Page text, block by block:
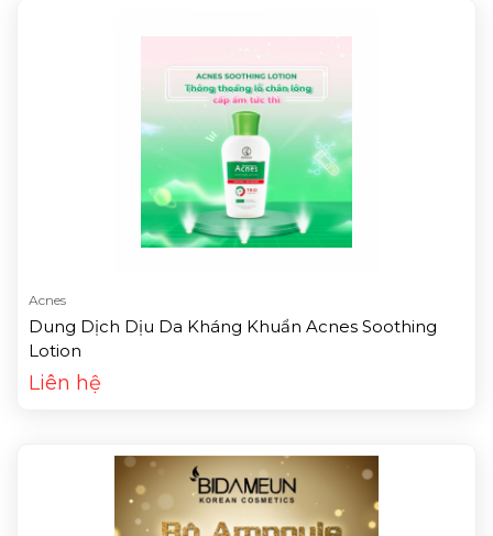
Acnes
Dung Dịch Dịu Da Kháng Khuẩn Acnes Soothing
Lotion
Liên hệ